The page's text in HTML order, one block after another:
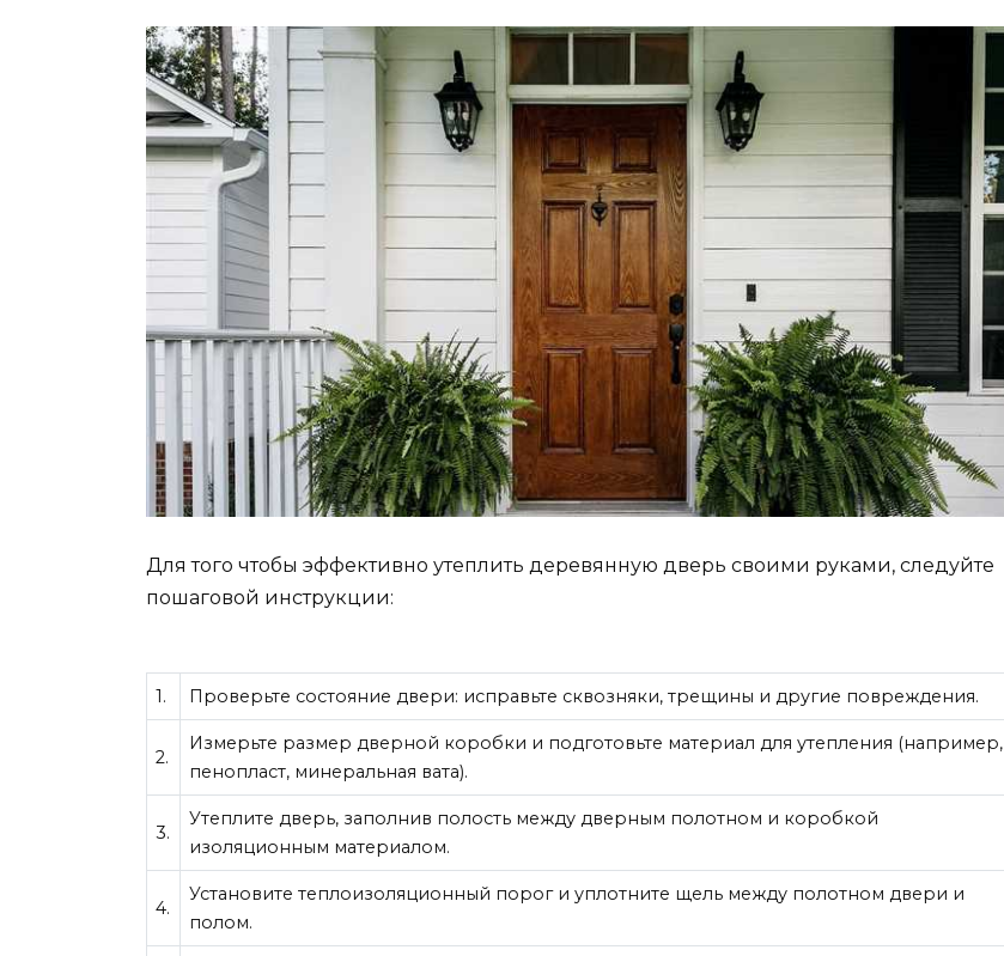
Для того чтобы эффективно утеплить деревянную дверь своими руками, следуйте
пошаговой инструкции:
1. Проверьте состояние двери: исправьте сквозняки, трещины и другие повреждения.
2.
Измерьте размер дверной коробки и подготовьте материал для утепления (например,
пенопласт, минеральная вата).
3.
Утеплите дверь, заполнив полость между дверным полотном и коробкой
изоляционным материалом.
4.
Установите теплоизоляционный порог и уплотните щель между полотном двери и
полом.